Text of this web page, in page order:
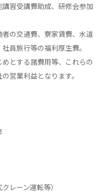
習受講費助成、研修会参加
の交通費、寮家賃費、水道
員旅行等の福利厚生費。
とする諸費用等、これらの
営業利益となります。
レーン運転等）